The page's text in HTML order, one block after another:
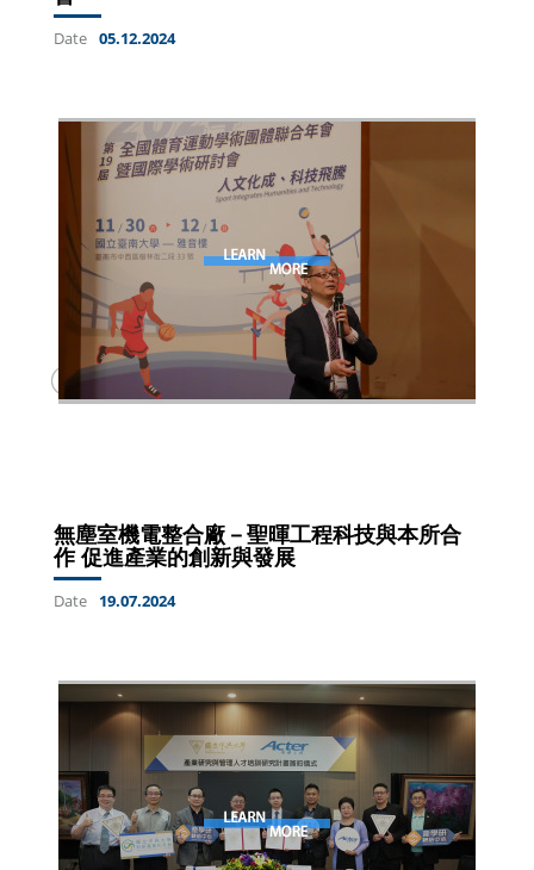
Date 05.12.2024
無塵室機電整合廠－聖暉工程科技與本所合
作 促進產業的創新與發展
Date 19.07.2024